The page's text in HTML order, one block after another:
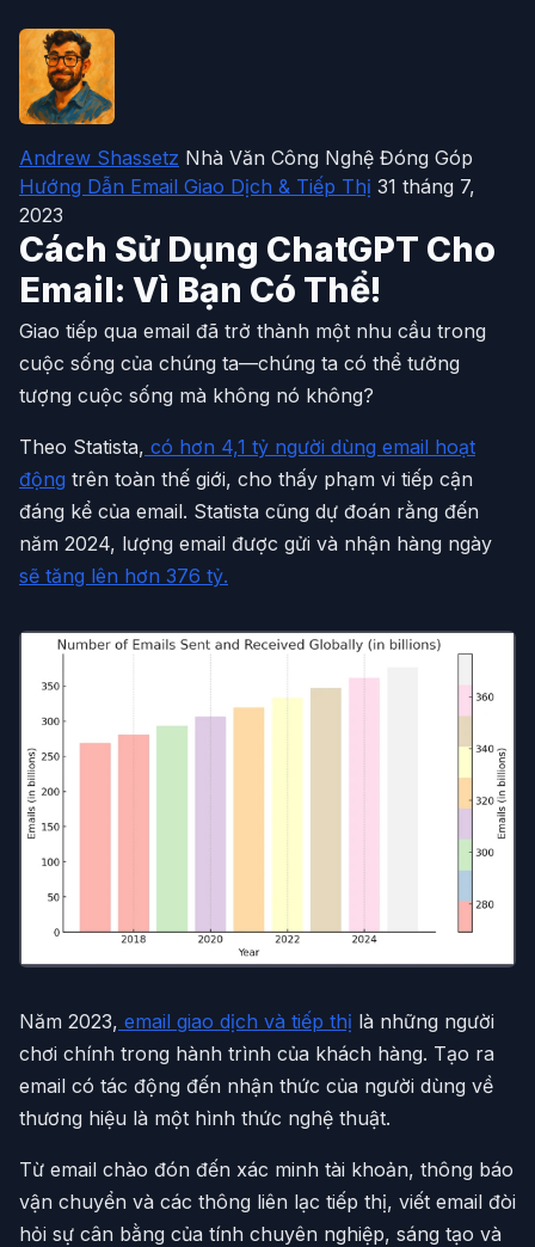
Andrew Shassetz Nhà Văn Công Nghệ Đóng Góp
Hướng Dẫn Email Giao Dịch & Tiếp Thị 31 tháng 7,
2023
Cách Sử Dụng ChatGPT Cho
Email: Vì Bạn Có Thể!
Giao tiếp qua email đã trở thành một nhu cầu trong
cuộc sống của chúng ta—chúng ta có thể tưởng
tượng cuộc sống mà không nó không?
Theo Statista, có hơn 4,1 tỷ người dùng email hoạt
động trên toàn thế giới, cho thấy phạm vi tiếp cận
đáng kể của email. Statista cũng dự đoán rằng đến
năm 2024, lượng email được gửi và nhận hàng ngày
sẽ tăng lên hơn 376 tỷ.
Năm 2023, email giao dịch và tiếp thị là những người
chơi chính trong hành trình của khách hàng. Tạo ra
email có tác động đến nhận thức của người dùng về
thương hiệu là một hình thức nghệ thuật.
Từ email chào đón đến xác minh tài khoản, thông báo
vận chuyển và các thông liên lạc tiếp thị, viết email đòi
hỏi sự cân bằng của tính chuyên nghiệp, sáng tạo và